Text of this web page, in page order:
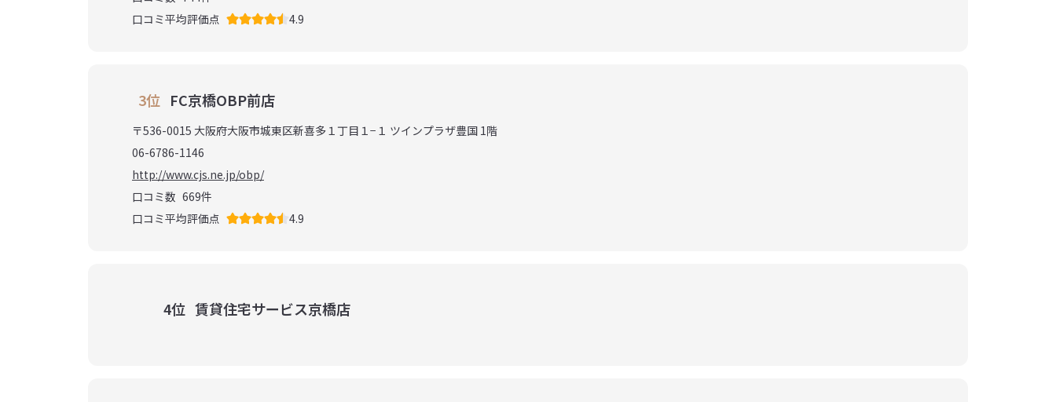
口コミ平均評価点
4.9
3位 FC京橋OBP前店
〒536-0015 大阪府大阪市城東区新喜多１丁目１−１ ツインプラザ豊国 1階
06-6786-1146
http://www.cjs.ne.jp/obp/
口コミ数 669件
口コミ平均評価点
4.9
4位 賃貸住宅サービス京橋店